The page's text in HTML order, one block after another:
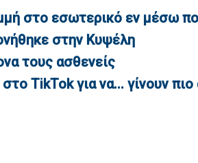
στο εσωτερικό εν μέσω
στην Κυψέλη
τους ασθενείς
TikTok για να... γίνουν πιο